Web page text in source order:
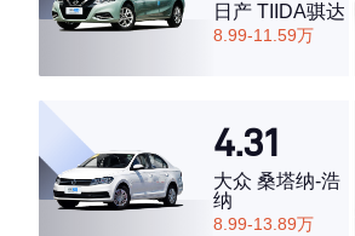
日产 TIIDA骐达
8.99-11.59万
4.31
大众 桑塔纳-浩
纳
8.99-13.89万